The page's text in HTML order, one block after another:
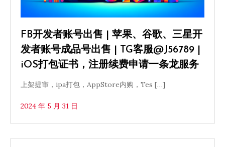
FB开发者账号出售 | 苹果、谷歌、三星开
发者账号成品号出售 | TG客服@J56789 |
iOS打包证书，注册续费申请一条龙服务
上架提审，ipa打包，AppStore内购，Tes […]
2024 年 5 月 31 日